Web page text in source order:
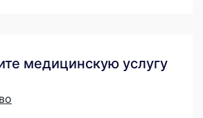
медицинскую услугу